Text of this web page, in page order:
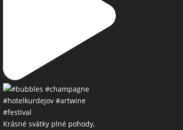
Krásné svátky plné pohody,